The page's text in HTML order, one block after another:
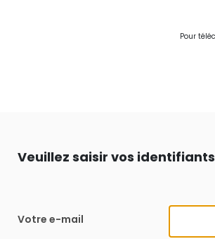
Pour
Veuillez saisir vos
Votre e-mail